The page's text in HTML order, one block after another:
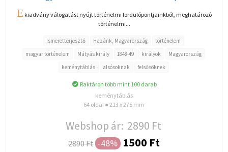
Ekiadvány válogatást nyújt történelmi fordulópontjainkból, meghatározó
történelmi...
Ismeretterjesztő Hazánk, Magyarország
történelem
magyar történelem
Mátyás király 1848-49 királyok
Magyarország
keménytáblás
alsósoknak felsősöknek
Raktáron több mint 100 darab
keménytáblás
64 oldal ● 213 x 275 mm
Webshop ár: 2890 Ft
2890 Ft -48% 1500 Ft